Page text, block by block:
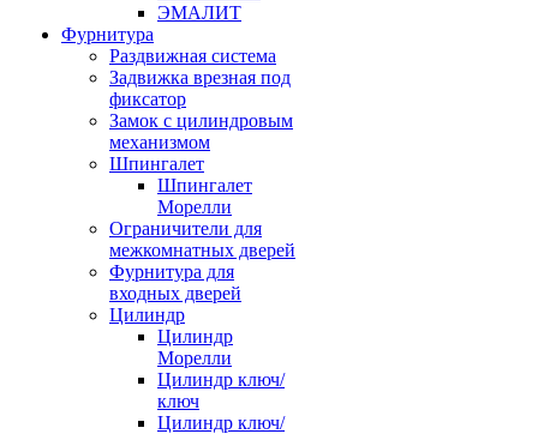
ЭМАЛИТ
Фурнитура
Раздвижная система
Задвижка врезная под
фиксатор
Замок с цилиндровым
механизмом
Шпингалет
Шпингалет
Морелли
Ограничители для
межкомнатных дверей
Фурнитура для
входных дверей
Цилиндр
Цилиндр
Морелли
Цилиндр ключ/
ключ
Цилиндр ключ/